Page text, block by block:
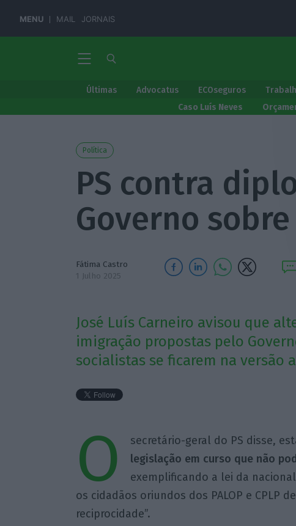
MENU MAIL JORNAIS
Últimas Advocatus ECOseguros
Caso Luís Neves
Política
PS contra
Governo
Fátima Castro
1 Julho 2025
José Luís Carneiro avisou que
imigração propostas pelo
socialistas se ficarem na versão
O secretário-geral do PS disse,
legislação em curso que não
exemplificando a lei da
os cidadãos oriundos dos PALOP e CPLP
reciprocidade”.